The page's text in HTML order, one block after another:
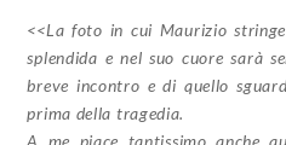
<<La foto in cui Maurizio
splendida e nel suo cuore sarà
breve incontro e di quello
prima della tragedia.
A me piace tantissimo anche